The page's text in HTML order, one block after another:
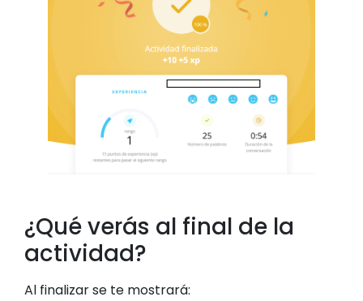
¿Qué verás al final de la
actividad?
Al finalizar se te mostrará: